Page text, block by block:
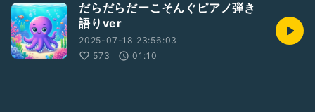
だらだらだーこそんぐピアノ弾き
語りver
2025-07-18 23:56:03
573
01:10